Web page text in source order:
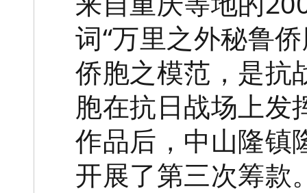
词“万里之外秘鲁
侨胞之模范，是抗
胞在抗日战场上发
作品后，中山隆镇
开展了第三次筹款